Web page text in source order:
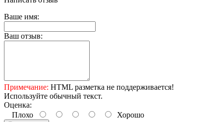
Ваше имя:
Ваш отзыв:
Примечание: HTML разметка не поддерживается!
Используйте обычный текст.
Оценка:
Плохо
Хорошо